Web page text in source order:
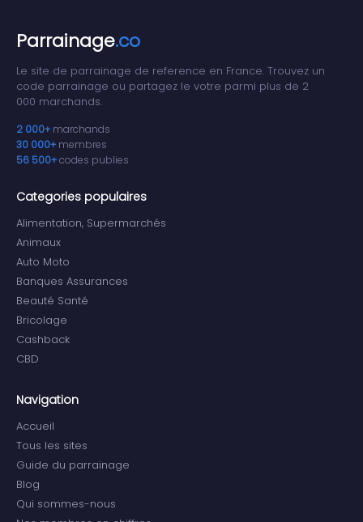
Parrainage.co
Le site de parrainage de reference en France. Trouvez un
code parrainage ou partagez le votre parmi plus de 2
000 marchands.
2 000+ marchands
30 000+ membres
56 500+codes publies
Categories populaires
Alimentation, Supermarchés
Animaux
Auto Moto
Banques Assurances
Beauté Santé
Bricolage
Cashback
CBD
Navigation
Accueil
Tous les sites
Guide du parrainage
Blog
Qui sommes-nous